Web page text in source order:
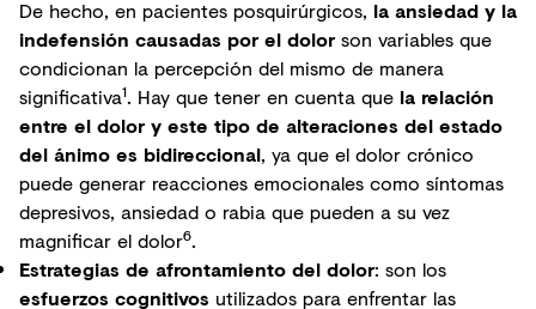
De hecho, en pacientes posquirúrgicos, la ansiedad y la
indefensión causadas por el dolorson variables que
condicionan la percepción del mismo de manera
significativa1. Hay que tener en cuenta que la relación
entre el dolor y este tipo de alteraciones del estado
del ánimo es bidireccional, ya que el dolor crónico
puede generar reacciones emocionales como síntomas
depresivos, ansiedad o rabia que pueden a su vez
magnificar el dolor6.
Estrategias de afrontamiento del dolor: son los
esfuerzos cognitivos utilizados para enfrentar las